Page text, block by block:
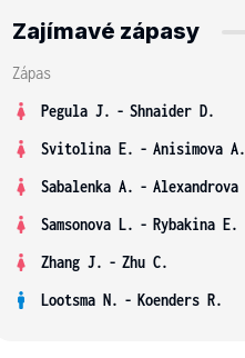
Zajímavé zápasy
Zápas
Pegula J. - Shnaider D.
Svitolina E. - Anisimova A.
Sabalenka A. -
Samsonova L. - Rybakina E.
Zhang J. - Zhu C.
Lootsma N. - Koenders R.